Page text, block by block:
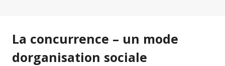
La concurrence – un mode
dorganisation sociale